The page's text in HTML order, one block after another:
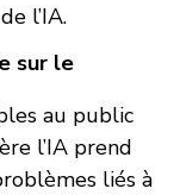
l’IA.
sur le
au public
l’IA prend
liés à